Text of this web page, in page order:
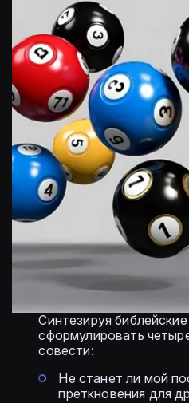
Синтезируя
сформулировать
совести:
Не станет ли мой
преткновения для